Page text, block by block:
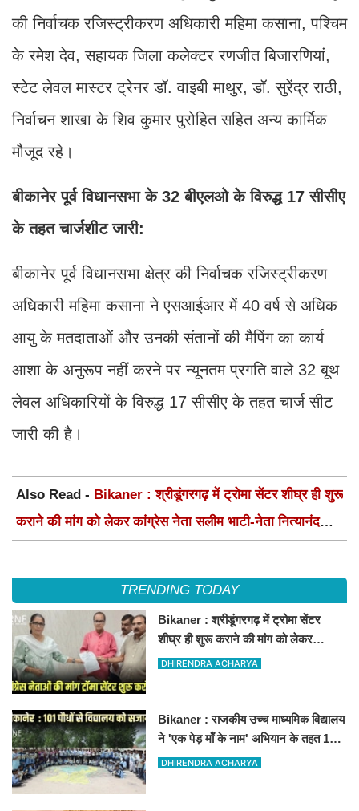
की निर्वाचक रजिस्ट्रीकरण अधिकारी महिमा कसाना, पश्चिम
के रमेश देव, सहायक जिला कलेक्टर रणजीत बिजारणियां,
स्टेट लेवल मास्टर ट्रेनर डॉ. वाइबी माथुर, डॉ. सुरेंद्र राठी,
निर्वाचन शाखा के शिव कुमार पुरोहित सहित अन्य कार्मिक
मौजूद रहे।
बीकानेर पूर्व विधानसभा के 32 बीएलओ के विरुद्ध 17 सीसीए
के तहत चार्जशीट जारी:
बीकानेर पूर्व विधानसभा क्षेत्र की निर्वाचक रजिस्ट्रीकरण
अधिकारी महिमा कसाना ने एसआईआर में 40 वर्ष से अधिक
आयु के मतदाताओं और उनकी संतानों की मैपिंग का कार्य
आशा के अनुरूप नहीं करने पर न्यूनतम प्रगति वाले 32 बूथ
लेवल अधिकारियों के विरुद्ध 17 सीसीए के तहत चार्ज सीट
जारी की है।
Also Read - Bikaner : श्रीडूंगरगढ़ में ट्रोमा सेंटर शीघ्र ही शुरू
कराने की मांग को लेकर कांग्रेस नेता सलीम भाटी-नेता नित्यानंद
TRENDING TODAY
Bikaner : श्रीडूंगरगढ़ में ट्रोमा सेंटर
शीघ्र ही शुरू कराने की मांग को लेकर
कांग्रेस नेता सलीम भाटी-नेता नित्यानंद पारीक
DHIRENDRA ACHARYA
Bikaner : राजकीय उच्च माध्यमिक विद्यालय
ने 'एक पेड़ माँ के नाम' अभियान के तहत 101
पौधों का रोपण किया
DHIRENDRA ACHARYA